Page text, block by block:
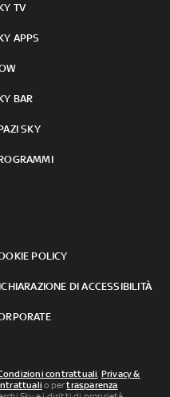
TV
APPS
BAR
SKY
POLICY
DI ACCESSIBILITÀ
contrattuali Privacy &
o pertrasparenza